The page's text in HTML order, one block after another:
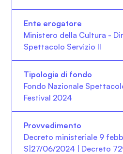
Ministero della Cultura -
Spettacolo Servizio II
Fondo Nazionale
Festival 2024
Decreto ministeriale 9
S|27/06/2024 | Decreto